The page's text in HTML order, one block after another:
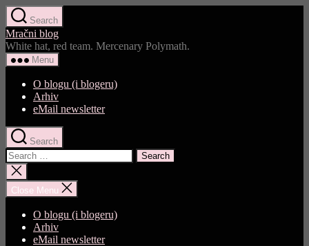
Skip
to
the
content
Search
Mračni blog
White hat, red team. Mercenary Polymath.
Menu
O blogu (i blogeru)
Arhiv
eMail newsletter
Search
Search
for:
Close
search
Close Menu
O blogu (i blogeru)
Arhiv
eMail newsletter